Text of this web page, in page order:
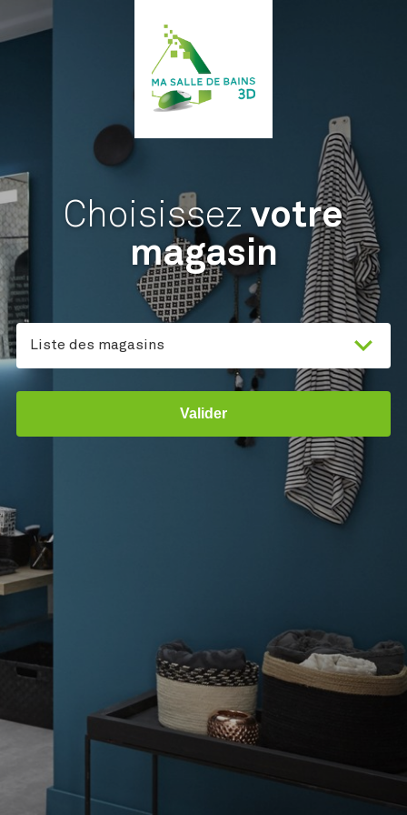
Choisissez votre
magasin
Valider